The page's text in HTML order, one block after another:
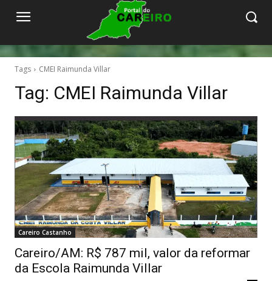
Tags CMEI Raimunda Villar
Tag: CMEI Raimunda Villar
Careiro Castanho
Careiro/AM: R$ 787 mil, valor da reformar
da Escola Raimunda Villar